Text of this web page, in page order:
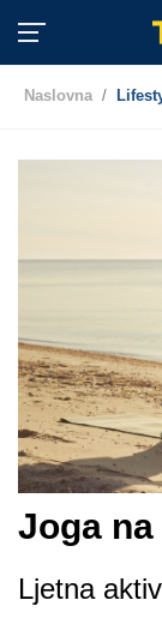
Naslovna
Joga na
Ljetna